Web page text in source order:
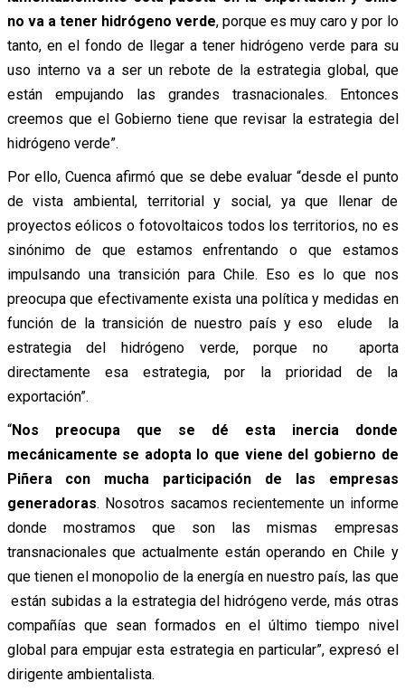
no va a tener hidrógeno verde, porque es muy caro y por lo
tanto, en el fondo de llegar a tener hidrógeno verde para su
uso interno va a ser un rebote de la estrategia global, que
están empujando las grandes trasnacionales. Entonces
creemos que el Gobierno tiene que revisar la estrategia del
hidrógeno verde”.
Por ello, Cuenca afirmó que se debe evaluar “desde el punto
de vista ambiental, territorial y social, ya que llenar de
proyectos eólicos o fotovoltaicos todos los territorios, no es
sinónimo de que estamos enfrentando o que estamos
impulsando una transición para Chile. Eso es lo que nos
preocupa que efectivamente exista una política y medidas en
función de la transición de nuestro país y eso elude la
estrategia del hidrógeno verde, porque no aporta
directamente esa estrategia, por la prioridad de la
exportación”.
“Nos preocupa que se dé esta inercia donde
mecánicamente se adopta lo que viene del gobierno de
Piñera con mucha participación de las empresas
generadoras. Nosotros sacamos recientemente un informe
donde mostramos que son las mismas empresas
transnacionales que actualmente están operando en Chile y
que tienen el monopolio de la energía en nuestro país, las que
están subidas a la estrategia del hidrógeno verde, más otras
compañías que sean formados en el último tiempo nivel
global para empujar esta estrategia en particular”, expresó el
dirigente ambientalista.